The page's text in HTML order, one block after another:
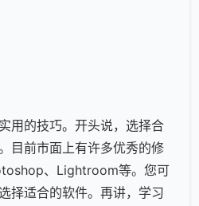
用的技巧。开头说，选择合
目前市面上有许多优秀的修
、Lightroom等。您可
择适合的软件。再讲，学习